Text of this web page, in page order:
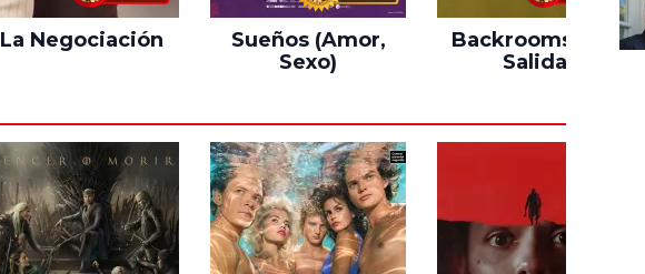
La Negociación
Sueños (Amor,
Sexo)
Backrooms: Sin
Salida